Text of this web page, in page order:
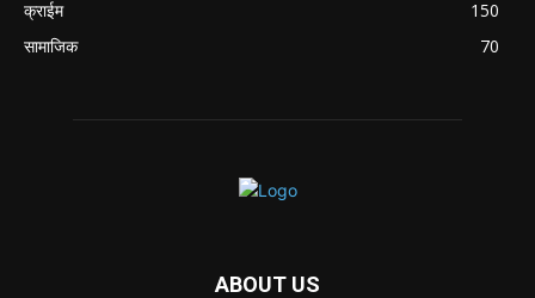
क्राईम
150
सामाजिक
70
ABOUT US